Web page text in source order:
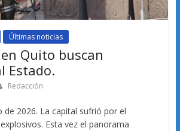
Últimas noticias
Quito buscan
Estado.
Redacción
de 2026. La capital sufrió por el
Esta vez el panorama